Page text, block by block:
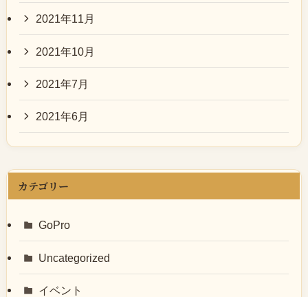
2021年11月
2021年10月
2021年7月
2021年6月
カテゴリー
GoPro
Uncategorized
イベント